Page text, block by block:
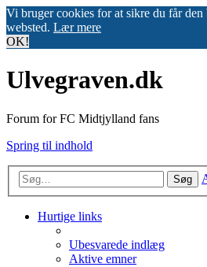
Vi bruger cookies for at sikre du får den
websted. Lær mere
OK!
Ulvegraven.dk
Forum for FC Midtjylland fans
Spring til indhold
Søg
Hurtige links
Ubesvarede indlæg
Aktive emner